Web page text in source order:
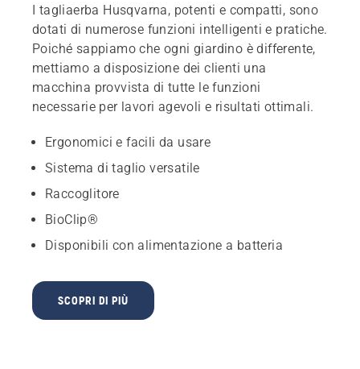
I tagliaerba Husqvarna, potenti e compatti, sono
dotati di numerose funzioni intelligenti e pratiche.
Poiché sappiamo che ogni giardino è differente,
mettiamo a disposizione dei clienti una
macchina provvista di tutte le funzioni
necessarie per lavori agevoli e risultati ottimali.
Ergonomici e facili da usare
Sistema di taglio versatile
Raccoglitore
BioClip®
Disponibili con alimentazione a batteria
SCOPRI DI PIÙ